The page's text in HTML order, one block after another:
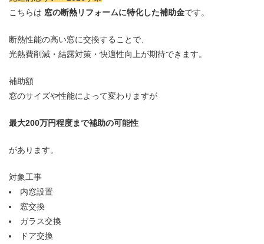
こちらは 窓の断熱リフォームに特化した補助金です。
断熱性能の高い窓に交換することで、
光熱費削減・結露対策・快適性向上が期待できます。
補助額
窓のサイズや性能によって変わりますが
最大200万円程度まで補助の可能性
があります。
対象工事
内窓設置
窓交換
ガラス交換
ドア交換